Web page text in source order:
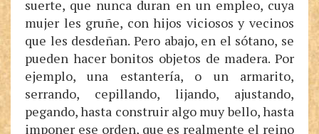
suerte, que nunca duran en un empleo, cuya
mujer les gruñe, con hijos viciosos y vecinos
que les desdeñan. Pero abajo, en el sótano, se
pueden hacer bonitos objetos de madera. Por
ejemplo, una estantería, o un armarito,
serrando, cepillando, lijando, ajustando,
pegando, hasta construir algo muy bello, hasta
imponer ese orden, que es realmente el reino